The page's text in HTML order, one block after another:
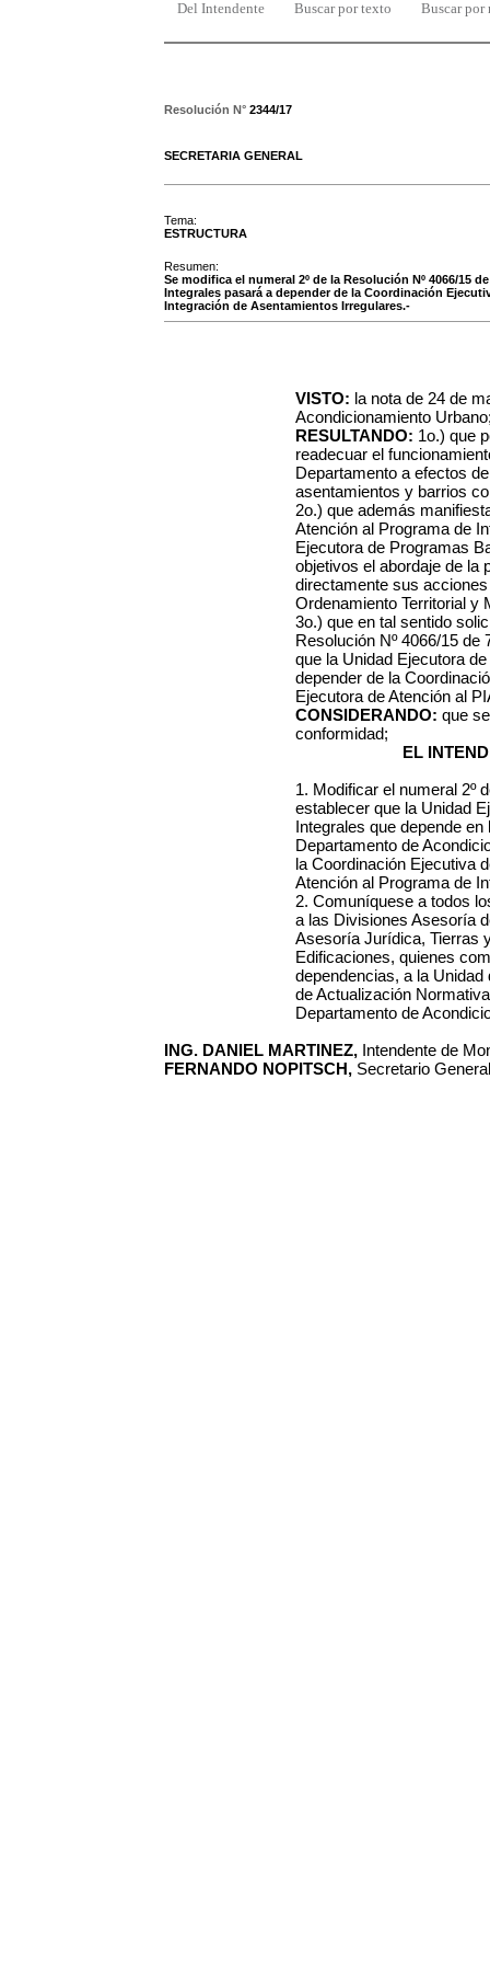
Del Intendente Buscar por texto Buscar por
Resolución N° 2344/17
SECRETARIA GENERAL
Tema:
ESTRUCTURA
Resumen:
Se modifica el numeral 2º de la Resolución Nº 4066/15
Integrales pasará a depender de la Coordinación
Integración de Asentamientos Irregulares.-
VISTO: la nota de 24 de
Acondicionamiento
RESULTANDO: 1o.) que
readecuar el
Departamento a efectos
asentamientos y barrios
2o.) que además
Atención al Programa de
Ejecutora de Programas
objetivos el abordaje de la
directamente sus
Ordenamiento Territorial y
3o.) que en tal sentido
Resolución Nº 4066/15 de
que la Unidad Ejecutora
depender de la
Ejecutora de Atención al
CONSIDERANDO: que
conformidad;
EL
1. Modificar el numeral 2º
establecer que la Unidad
Integrales que depende
Departamento de
la Coordinación Ejecutiva
Atención al Programa de
2. Comuníquese a todos
a las Divisiones Asesoría
Asesoría Jurídica, Tierras
Edificaciones, quienes
dependencias, a la
de Actualización
Departamento de
ING. DANIEL MARTINEZ, Intendente de
FERNANDO NOPITSCH, Secretario